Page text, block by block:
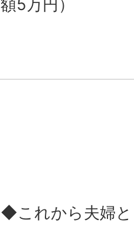
額5万円）
◆これから夫婦